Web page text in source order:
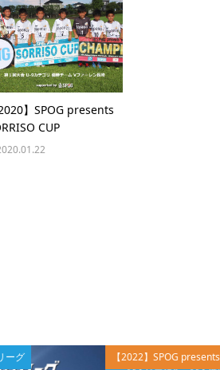
2020】SPOG presents
CUP
【2022】SPOG presents SORRISO CUP